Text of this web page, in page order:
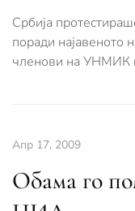
Србија
поради најавеното
членови на УНМИК
Апр 17, 2009
Обама го